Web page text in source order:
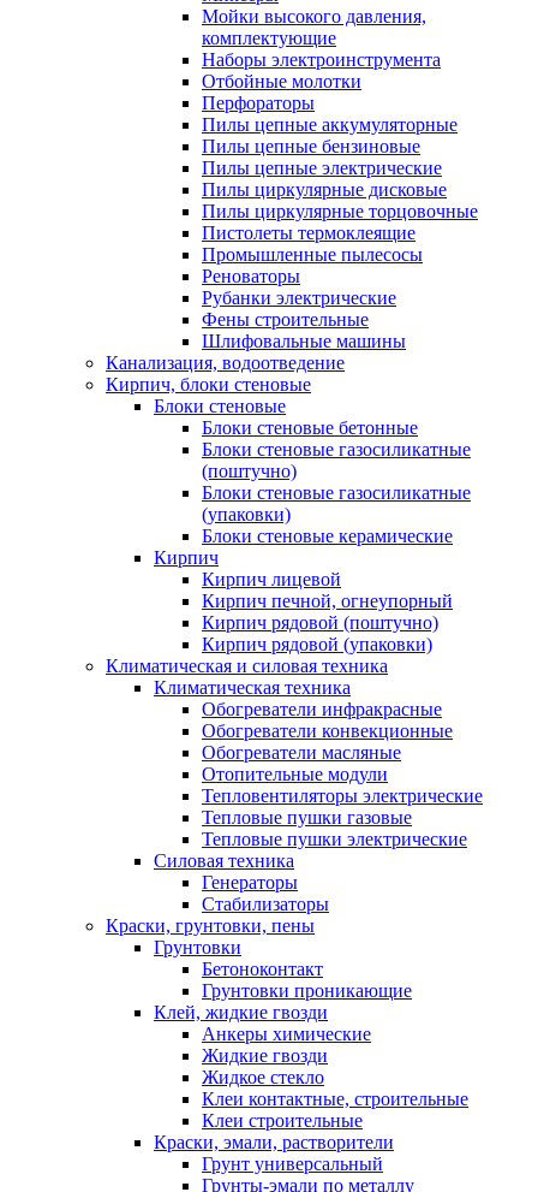
Мойки высокого давления,
комплектующие
Наборы электроинструмента
Отбойные молотки
Перфораторы
Пилы цепные аккумуляторные
Пилы цепные бензиновые
Пилы цепные электрические
Пилы циркулярные дисковые
Пилы циркулярные торцовочные
Пистолеты термоклеящие
Промышленные пылесосы
Реноваторы
Рубанки электрические
Фены строительные
Шлифовальные машины
Канализация, водоотведение
Кирпич, блоки стеновые
Блоки стеновые
Блоки стеновые бетонные
Блоки стеновые газосиликатные
(поштучно)
Блоки стеновые газосиликатные
(упаковки)
Блоки стеновые керамические
Кирпич
Кирпич лицевой
Кирпич печной, огнеупорный
Кирпич рядовой (поштучно)
Кирпич рядовой (упаковки)
Климатическая и силовая техника
Климатическая техника
Обогреватели инфракрасные
Обогреватели конвекционные
Обогреватели масляные
Отопительные модули
Тепловентиляторы электрические
Тепловые пушки газовые
Тепловые пушки электрические
Силовая техника
Генераторы
Стабилизаторы
Краски, грунтовки, пены
Грунтовки
Бетоноконтакт
Грунтовки проникающие
Клей, жидкие гвозди
Анкеры химические
Жидкие гвозди
Жидкое стекло
Клеи контактные, строительные
Клеи строительные
Краски, эмали, растворители
Грунт универсальный
Грунты-эмали по металлу